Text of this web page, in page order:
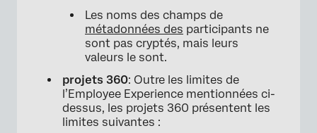
Les noms des champs de
métadonnées des participants ne
sont pas cryptés, mais leurs
valeurs le sont.
projets 360: Outre les limites de
l’Employee Experience mentionnées ci-
dessus, les projets 360 présentent les
limites suivantes :